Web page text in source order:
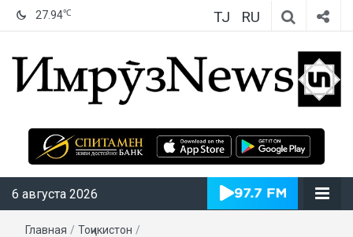
27.94℃ TJ RU
ИмрӯзNews
6 августа 2026
Главная / Тоҷикистон /